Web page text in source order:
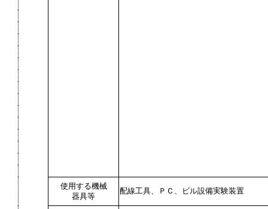
使用する機械
器具等
配線工具、ＰＣ、ビル設備実験装置